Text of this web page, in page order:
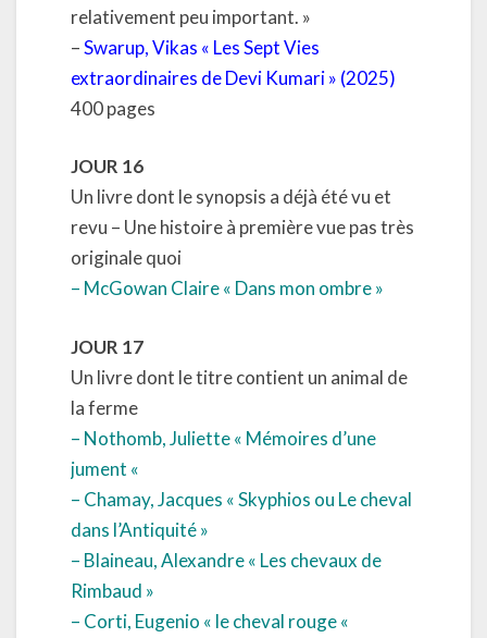
relativement peu important. »
–Swarup, Vikas « Les Sept Vies
extraordinaires de Devi Kumari » (2025)
400 pages
JOUR 16
Un livre dont le synopsis a déjà été vu et
revu – Une histoire à première vue pas très
originale quoi
– McGowan Claire « Dans mon ombre »
JOUR 17
Un livre dont le titre contient un animal de
la ferme
– Nothomb, Juliette « Mémoires d’une
jument «
– Chamay, Jacques « Skyphios ou Le cheval
dans l’Antiquité »
– Blaineau, Alexandre « Les chevaux de
Rimbaud »
– Corti, Eugenio « le cheval rouge «